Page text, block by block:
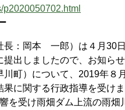
：岡本 一郎）は４月30
出しましたので、お知らせ
町）について、2019年８
に関する行政指導を受け
を受け雨畑ダム上流の雨